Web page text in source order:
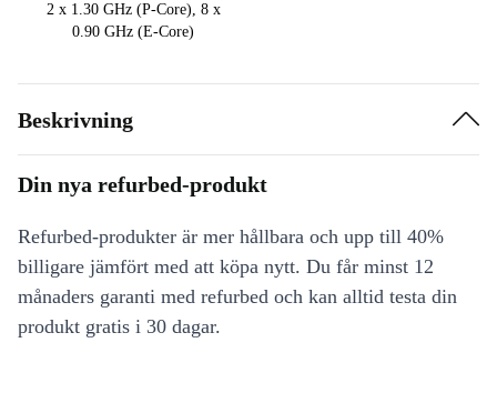
2 x 1.30 GHz (P-Core), 8 x
0.90 GHz (E-Core)
Beskrivning
Din nya refurbed-produkt
Refurbed-produkter är mer hållbara och upp till 40%
billigare jämfört med att köpa nytt. Du får minst 12
månaders garanti med refurbed och kan alltid testa din
produkt gratis i 30 dagar.